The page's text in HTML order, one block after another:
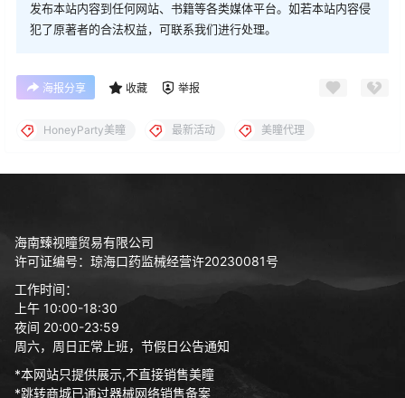
发布本站内容到任何网站、书籍等各类媒体平台。如若本站内容侵
犯了原著者的合法权益，可联系我们进行处理。
海报分享 收藏 举报
HoneyParty美瞳 最新活动 美瞳代理
海南臻视瞳贸易有限公司
许可证编号：琼海口药监械经营许20230081号
工作时间：
上午 10:00-18:30
夜间 20:00-23:59
周六，周日正常上班，节假日公告通知
*本网站只提供展示,不直接销售美瞳
*跳转商城已通过器械网络销售备案